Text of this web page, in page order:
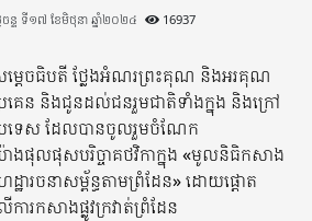
ៃចន្ទ ទី១៧ ខែមិថុនា ឆ្នាំ២០២៤ 16937
តេចធិបតី ថ្លែងអំណរព្រះគុណ និងអរគុណ
គេន និងជូនដល់ជនរួមជាតិទាំងក្នុង​ និងក្រៅ
ទេស​ ដែលបានចូលរួមចំណែក
ងផុលផុសបរិច្ចាគថវិកាក្នុង «មូលនិធិកសាង
ដ្ឋារចនាសម្ព័ន្ធតាមព្រំដែន» ដោយផ្ដោត
ការកសាងផ្លូវក្រវាត់ព្រំដែន